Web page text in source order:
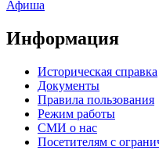
Афиша
Информация
Историческая справка
Документы
Правила пользования
Режим работы
СМИ о нас
Посетителям с